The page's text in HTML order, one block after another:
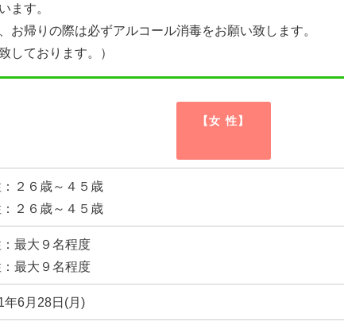
ます。
お帰りの際は必ずアルコール消毒をお願い致します。
しております。）
【女 性】
２６歳～４５歳
２６歳～４５歳
最大９名程度
最大９名程度
年6月28日(月)